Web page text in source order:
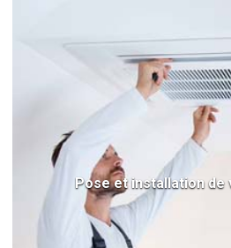
Pose et installation de